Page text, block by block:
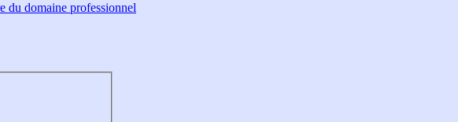
du domaine professionnel